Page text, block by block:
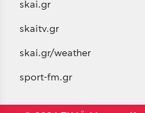
skai.gr
skaitv.gr
skai.gr/weather
sport-fm.gr